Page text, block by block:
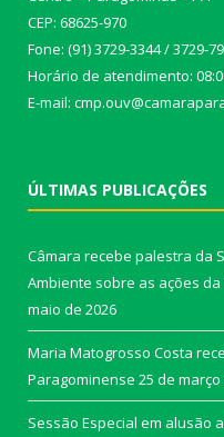
CEP: 68625-970
Fone: (91) 3729-3344 / 3729-
Horário de atendimento:
E-mail:
ÚLTIMAS PUBLICAÇÕES
Câmara recebe palestra da
Ambiente sobre as ações da
maio de 2026
Maria Matogrosso Costa
Paragominense 25 de março
Sessão Especial em alusão